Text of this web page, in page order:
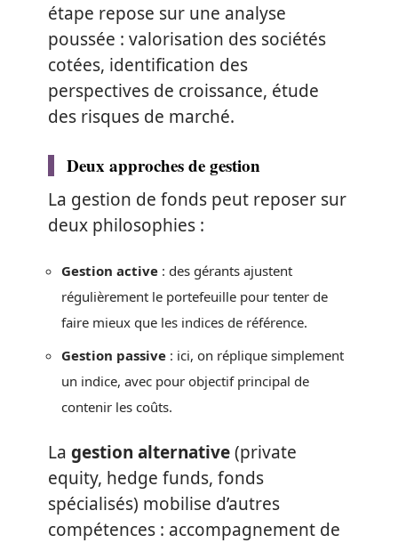
étape repose sur une analyse
poussée : valorisation des sociétés
cotées, identification des
perspectives de croissance, étude
des risques de marché.
Deux approches de gestion
La gestion de fonds peut reposer sur
deux philosophies :
Gestion active : des gérants ajustent
régulièrement le portefeuille pour tenter de
faire mieux que les indices de référence.
Gestion passive : ici, on réplique simplement
un indice, avec pour objectif principal de
contenir les coûts.
La gestion alternative(private
equity, hedge funds, fonds
spécialisés) mobilise d’autres
compétences : accompagnement de